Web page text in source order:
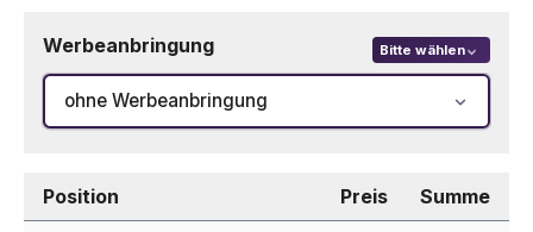
Werbeanbringung Bitte wählen
ohne Werbeanbringung
Position Preis Summe